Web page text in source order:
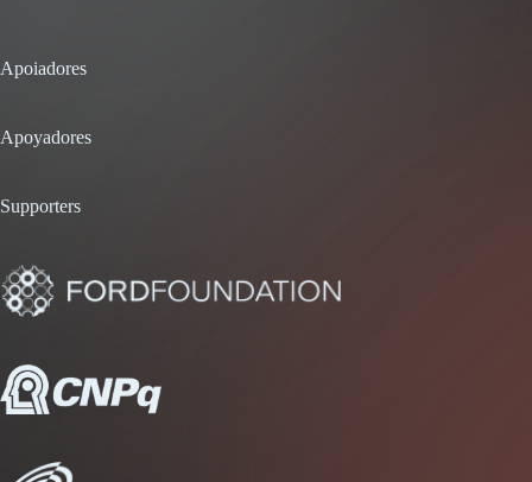
Apoiadores
Apoyadores
Supporters